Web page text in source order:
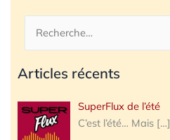
Rechercher :
Articles récents
SuperFlux de l’été
C’est l’été… Mais […]